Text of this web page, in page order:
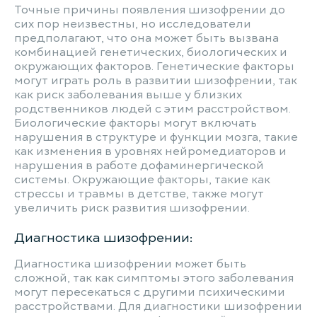
Точные причины появления шизофрении до
сих пор неизвестны, но исследователи
предполагают, что она может быть вызвана
комбинацией генетических, биологических и
окружающих факторов. Генетические факторы
могут играть роль в развитии шизофрении, так
как риск заболевания выше у близких
родственников людей с этим расстройством.
Биологические факторы могут включать
нарушения в структуре и функции мозга, такие
как изменения в уровнях нейромедиаторов и
нарушения в работе дофаминергической
системы. Окружающие факторы, такие как
стрессы и травмы в детстве, также могут
увеличить риск развития шизофрении.
Диагностика шизофрении:
Диагностика шизофрении может быть
сложной, так как симптомы этого заболевания
могут пересекаться с другими психическими
расстройствами. Для диагностики шизофрении